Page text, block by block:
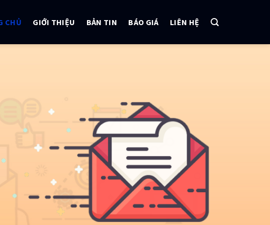
CHỦ GIỚI THIỆU BẢN TIN BÁO GIÁ LIÊN HỆ